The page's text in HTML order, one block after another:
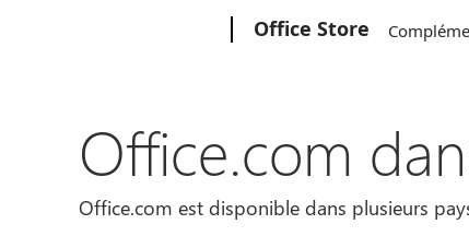
Office Store
Office.com
Office.com est disponible dans plusieurs